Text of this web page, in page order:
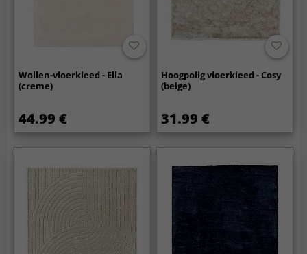
Wollen-vloerkleed - Ella
(creme)
44.99 €
Hoogpolig vloerkleed - Cosy
(beige)
31.99 €